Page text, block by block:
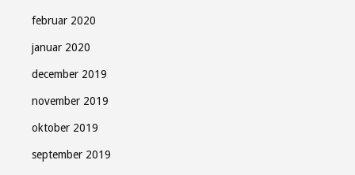
februar 2020
januar 2020
december 2019
november 2019
oktober 2019
september 2019